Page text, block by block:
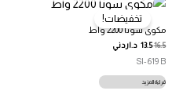
تخفيضات!
مكوى سونا 2200 واط
16.5
13.5 د.اردني
SI-619 B
قراءة المزيد